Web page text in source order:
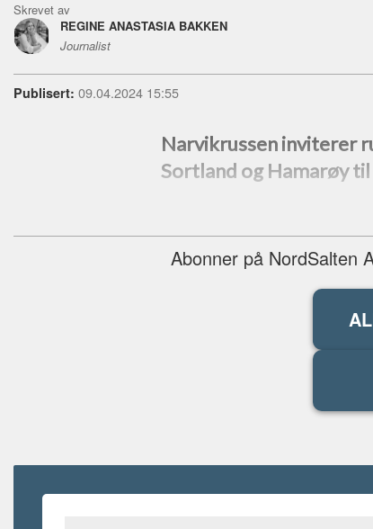
Skrevet av
REGINE ANASTASIA BAKKEN
Journalist
Publisert: 09.04.2024 15:55
Narvikrussen inviterer
Sortland og Hamarøy
Abonner på NordSalten